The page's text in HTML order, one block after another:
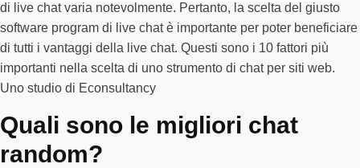
di live chat varia notevolmente. Pertanto, la scelta del giusto
software program di live chat è importante per poter beneficiare
di tutti i vantaggi della live chat. Questi sono i 10 fattori più
importanti nella scelta di uno strumento di chat per siti web.
Uno studio di Econsultancy
Quali sono le migliori chat
random?